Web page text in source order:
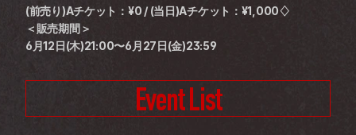
(前売り)Aチケット：¥0 / (当日)Aチケット：¥1,000♢
＜販売期間＞
6月12日(木)21:00〜6月27日(金)23:59
Event List